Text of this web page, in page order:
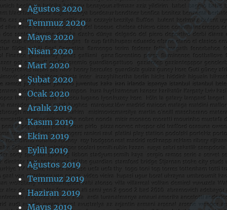
Ağustos 2020
Temmuz 2020
Mayıs 2020
Nisan 2020
Mart 2020
Şubat 2020
Ocak 2020
Aralık 2019
Kasım 2019
Ekim 2019
Eylül 2019
Ağustos 2019
Temmuz 2019
Haziran 2019
Mayıs 2019